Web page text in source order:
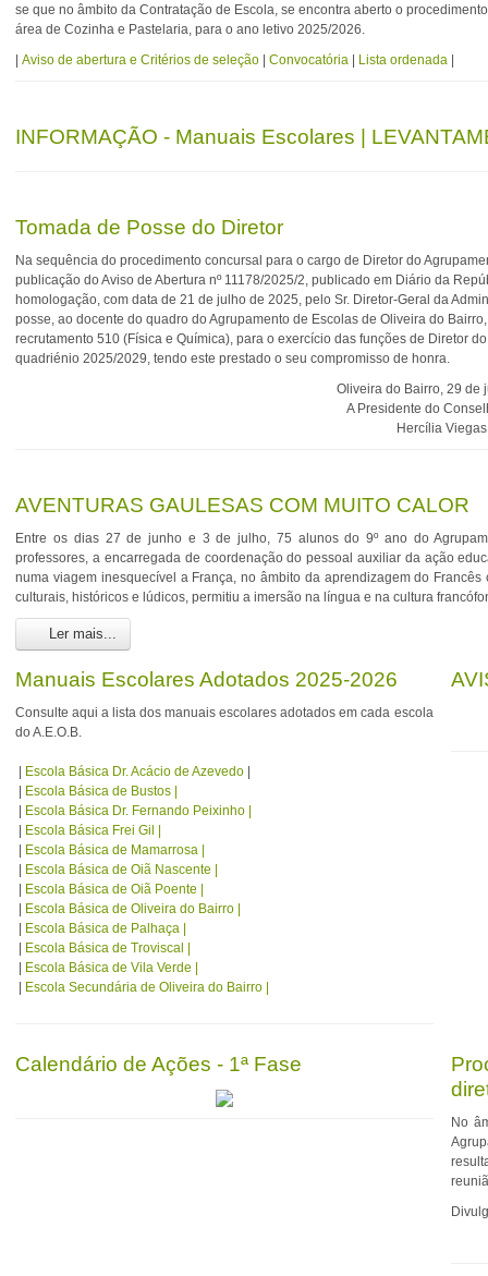
se que no âmbito da Contratação de Escola, se encontra aberto o
área de Cozinha e Pastelaria, para o ano letivo 2025/2026.
|Aviso de abertura e Critérios de seleção |Convocatória Lista ordenada
INFORMAÇÃO - Manuais Escolares |
Tomada de Posse do Diretor
Na sequência do procedimento concursal para o cargo de Diretor do
publicação do Aviso de Abertura nº 11178/2025/2, publicado em Diário da
homologação, com data de 21 de julho de 2025, pelo Sr. Diretor-Geral da
posse, ao docente do quadro do Agrupamento de Escolas de Oliveira do
recrutamento 510 (Física e Química), para o exercício das funções de Diretor
quadriénio 2025/2029, tendo este prestado o seu compromisso de honra.
Oliveira do Bairro, 29 de
A Presidente do
Hercília Viegas
AVENTURAS GAULESAS COM MUITO CALOR
Entre os dias 27 de junho e 3 de julho, 75 alunos do 9º ano do
professores, a encarregada de coordenação do pessoal auxiliar da ação
numa viagem inesquecível a França, no âmbito da aprendizagem do
culturais, históricos e lúdicos, permitiu a imersão na língua e na cultura
Ler mais...
Manuais Escolares Adotados 2025-2026
Consulte aqui a lista dos manuais escolares adotados em cada escola
do A.E.O.B.
Escola Básica Dr. Acácio de Azevedo
Escola Básica de Bustos |
Escola Básica Dr. Fernando Peixinho |
Escola Básica Frei Gil |
Escola Básica de Mamarrosa |
Escola Básica de Oiã Nascente |
Escola Básica de Oiã Poente |
Escola Básica de Oliveira do Bairro |
Escola Básica de Palhaça |
Escola Básica de Troviscal |
Escola Básica de Vila Verde |
Escola Secundária de Oliveira do Bairro |
Calendário de Ações - 1ª Fase
No